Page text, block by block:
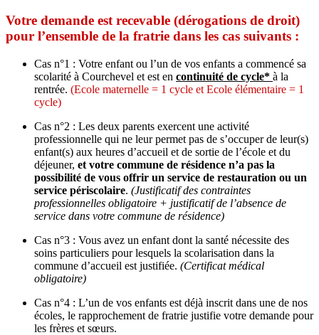
Votre demande est recevable (dérogations de droit)
pour l’ensemble de la fratrie dans les cas suivants :
Cas n°1 : Votre enfant ou l’un de vos enfants a commencé sa
scolarité à Courchevel et est en continuité de cycle* à la
rentrée. (Ecole maternelle = 1 cycle et Ecole élémentaire = 1
cycle)
Cas n°2 : Les deux parents exercent une activité
professionnelle qui ne leur permet pas de s’occuper de leur(s)
enfant(s) aux heures d’accueil et de sortie de l’école et du
déjeuner, et votre commune de résidence n’a pas la
possibilité de vous offrir un service de restauration ou un
service périscolaire. (Justificatif des contraintes
professionnelles obligatoire + justificatif de l’absence de
service dans votre commune de résidence)
Cas n°3 : Vous avez un enfant dont la santé nécessite des
soins particuliers pour lesquels la scolarisation dans la
commune d’accueil est justifiée. (Certificat médical
obligatoire)
Cas n°4 : L’un de vos enfants est déjà inscrit dans une de nos
écoles, le rapprochement de fratrie justifie votre demande pour
les frères et sœurs.